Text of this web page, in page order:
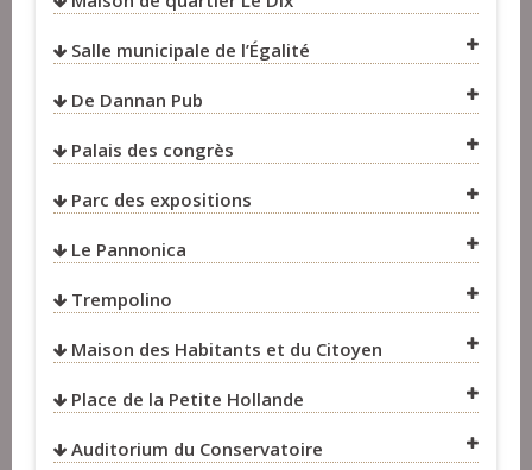
VOIR SUR LA CARTE
VOIR SUR LA CARTE
VOIR SUR LA CARTE
Salle municipale de l’Égalité
De Dannan Pub
Palais des congrès
Parc des expositions
Le Pannonica
VOIR SUR LA CARTE
Trempolino
Maison des Habitants et du Citoyen
Place de la Petite Hollande
VOIR SUR LA CARTE
Auditorium du Conservatoire